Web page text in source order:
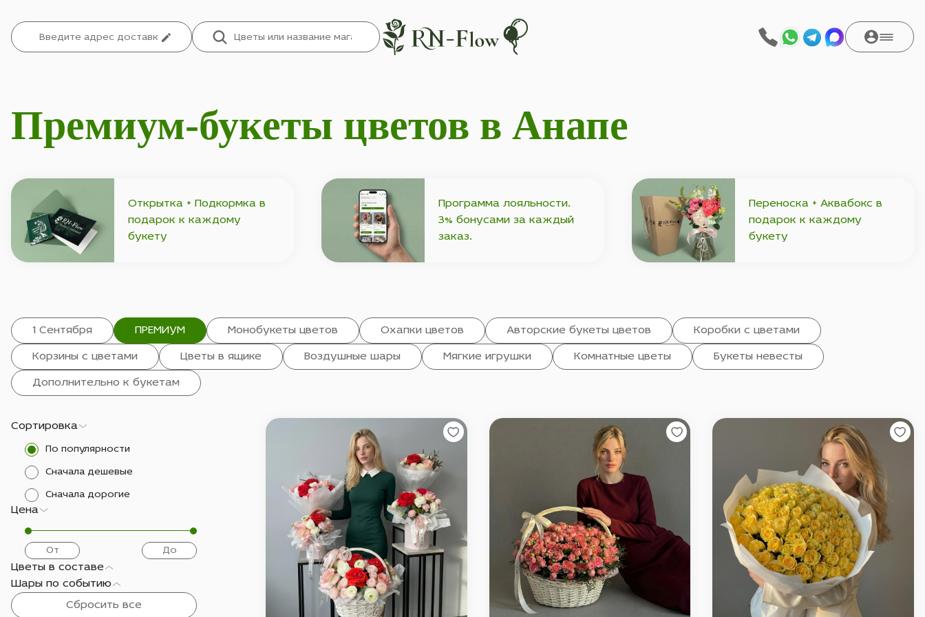
Премиум-букеты цветов в Анапе
Открытка + Подкормка в
подарок к каждому
букету
Программа лояльности.
3% бонусами за каждый
заказ.
Переноска + Аквабокс в
подарок к каждому
букету
1 Сентября ПРЕМИУМ Монобукеты цветов Охапки цветов Авторские букеты цветов Коробки с цветами
Корзины с цветами Цветы в ящике Воздушные шары Мягкие игрушки Комнатные цветы Букеты невесты
Дополнительно к букетам
Сортировка
По популярности
Сначала дешевые
Сначала дорогие
Цена
Цветы в составе
Шары по событию
Сбросить все